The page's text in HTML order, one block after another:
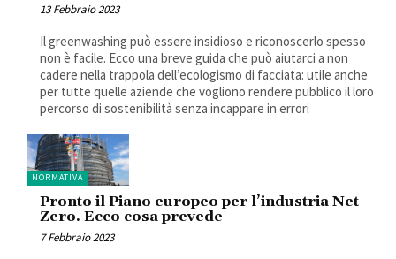
13 Febbraio 2023
Il greenwashing può essere insidioso e riconoscerlo spesso
non è facile. Ecco una breve guida che può aiutarci a non
cadere nella trappola dell’ecologismo di facciata: utile anche
per tutte quelle aziende che vogliono rendere pubblico il loro
percorso di sostenibilità senza incappare in errori
NORMATIVA
Pronto il Piano europeo per l’industria Net-
Zero. Ecco cosa prevede
7 Febbraio 2023